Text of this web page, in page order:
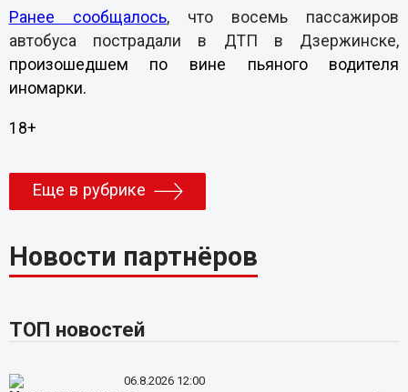
Ранее сообщалось, что восемь пассажиров
автобуса пострадали в ДТП в Дзержинске,
произошедшем по вине пьяного водителя
иномарки.
18+
Еще в рубрике
Новости партнёров
ТОП новостей
06.8.2026 12:00